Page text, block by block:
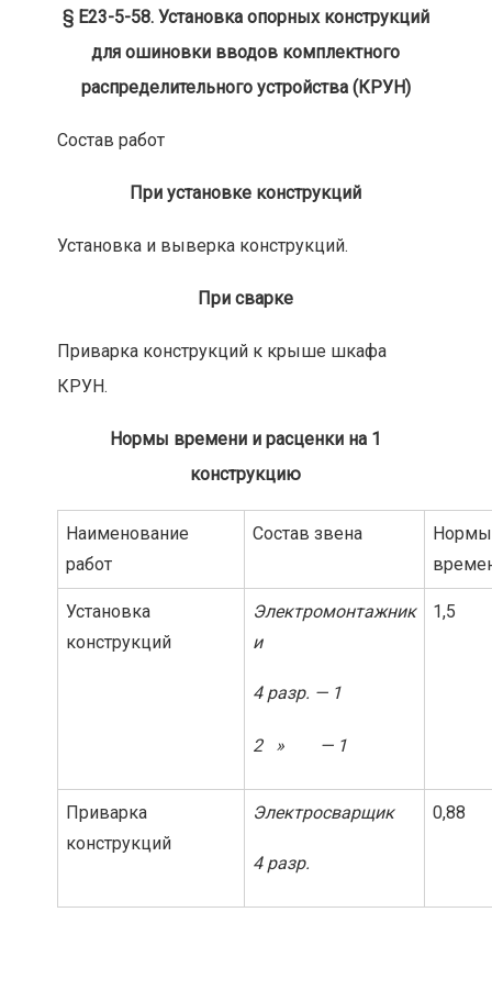
§ Е23-5-58. Установка опорных конструкций
для ошиновки вводов комплектного
распределительного устройства (КРУН)
Состав работ
При установке конструкций
Установка и выверка конструкций.
При сварке
Приварка конструкций к крыше шкафа
КРУН.
Нормы времени и расценки на 1
конструкцию
Наименование
работ
Состав звена
Нормы
Установка
конструкций
Электромонтажник
и
4 разр. — 1
2 » — 1
1,5
Приварка
конструкций
Электросварщик
4 разр.
0,88